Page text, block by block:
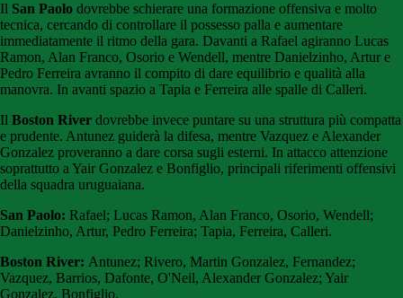
Il San Paolo dovrebbe schierare una formazione offensiva e molto
tecnica, cercando di controllare il possesso palla e aumentare
immediatamente il ritmo della gara. Davanti a Rafael agiranno Lucas
Ramon, Alan Franco, Osorio e Wendell, mentre Danielzinho, Artur e
Pedro Ferreira avranno il compito di dare equilibrio e qualità alla
manovra. In avanti spazio a Tapia e Ferreira alle spalle di Calleri.
Il Boston River dovrebbe invece puntare su una struttura più compatta
e prudente. Antunez guiderà la difesa, mentre Vazquez e Alexander
Gonzalez proveranno a dare corsa sugli esterni. In attacco attenzione
soprattutto a Yair Gonzalez e Bonfiglio, principali riferimenti offensivi
della squadra uruguaiana.
San Paolo: Rafael; Lucas Ramon, Alan Franco, Osorio, Wendell;
Danielzinho, Artur, Pedro Ferreira; Tapia, Ferreira, Calleri.
Boston River: Antunez; Rivero, Martin Gonzalez, Fernandez;
Vazquez, Barrios, Dafonte, O'Neil, Alexander Gonzalez; Yair
Gonzalez, Bonfiglio.